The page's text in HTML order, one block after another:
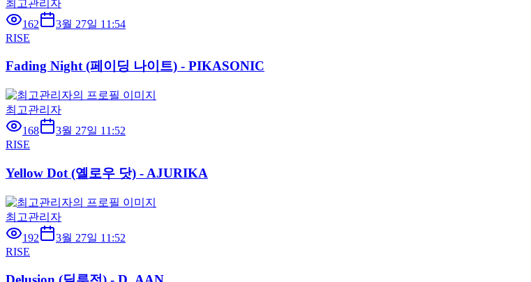
최고관리자
162
3월 27일 11:54
RISE
Fading Night (페이딩 나이트) - PIKASONIC
최고관리자
168
3월 27일 11:52
RISE
Yellow Dot (옐로우 닷) - AJURIKA
최고관리자
192
3월 27일 11:52
RISE